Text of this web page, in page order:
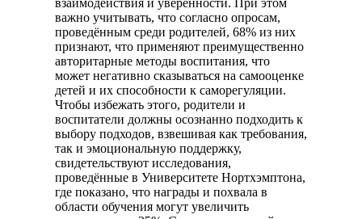
взаимодействия и уверенности. При этом
важно учитывать, что согласно опросам,
проведённым среди родителей, 68% из них
признают, что применяют преимущественно
авторитарные методы воспитания, что
может негативно сказываться на самооценке
детей и их способности к саморегуляции.
Чтобы избежать этого, родители и
воспитатели должны осознанно подходить к
выбору подходов, взвешивая как требования,
так и эмоциональную поддержку,
свидетельствуют исследования,
проведённые в Университете Нортхэмптона,
где показано, что награды и похвала в
области обучения могут увеличить